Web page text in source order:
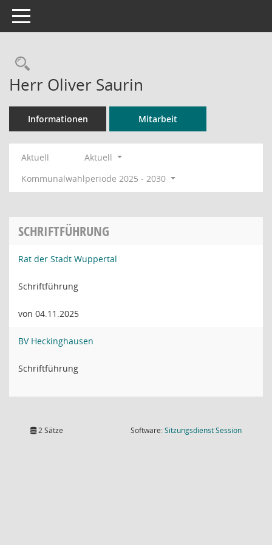
Toggle navigation
Rechercheauswahl
Herr Oliver Saurin
Informationen Mitarbeit
Aktuell
Aktuell
Kommunalwahlperiode 2025 - 2030
SCHRIFTFÜHRUNG
Rat der Stadt Wuppertal
Schriftführung
von 04.11.2025
BV Heckinghausen
Schriftführung
2 Sätze Software:SitzungsdienstSession(Wird in